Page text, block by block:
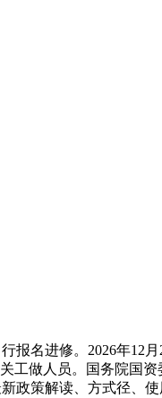
名进修。2026年12月
工做人员。国务院国
政策解读、方式径、